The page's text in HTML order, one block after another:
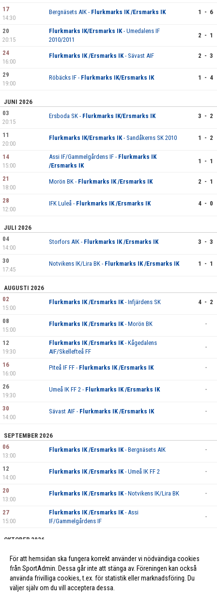
17
14:30
Bergnäsets AIK - Flurkmarks IK /Ersmarks IK 1 - 6
20
20:15
Flurkmarks IK/Ersmarks IK- Umedalens IF
2010/2011
2 - 1
24
16:00
Flurkmarks IK /Ersmarks IK- Sävast AIF 2 - 3
29
19:00
Röbäcks IF - Flurkmarks IK/Ersmarks IK 1 - 4
JUNI 2026
03
20:15
Ersboda SK - Flurkmarks IK/Ersmarks IK 3 - 2
11
20:00
Flurkmarks IK/Ersmarks IK- Sandåkerns SK 2010 1 - 2
14
15:00
Assi IF/Gammelgårdens IF - Flurkmarks IK
/Ersmarks IK
1 - 1
21
18:00
Morön BK - Flurkmarks IK /Ersmarks IK 2 - 1
28
12:00
IFK Luleå - Flurkmarks IK /Ersmarks IK 4 - 0
JULI 2026
04
14:00
Storfors AIK - Flurkmarks IK /Ersmarks IK 3 - 3
30
17:45
Notvikens IK/Lira BK - Flurkmarks IK /Ersmarks IK 1 - 1
AUGUSTI 2026
02
15:00
Flurkmarks IK /Ersmarks IK- Infjärdens SK 4 - 2
08
15:00
Flurkmarks IK /Ersmarks IK- Morön BK -
12
19:30
Flurkmarks IK /Ersmarks IK- Kågedalens
AIF/Skellefteå FF
-
16
16:00
Piteå IF FF - Flurkmarks IK /Ersmarks IK -
26
19:30
Umeå IK FF 2 - Flurkmarks IK /Ersmarks IK -
30
14:00
Sävast AIF - Flurkmarks IK /Ersmarks IK -
SEPTEMBER 2026
06
13:00
Flurkmarks IK /Ersmarks IK- Bergnäsets AIK -
12
14:00
Flurkmarks IK /Ersmarks IK- Umeå IK FF 2 -
20
13:00
Flurkmarks IK /Ersmarks IK- Notvikens IK/Lira BK -
27
15:00
Flurkmarks IK /Ersmarks IK- Assi
IF/Gammelgårdens IF
-
OKTOBER 2026
15:00För att hemsidan ska fungera korrekt använder vi nödvändiga cookies
från SportAdmin. Dessa går inte att stänga av. Föreningen kan också
använda frivilliga cookies, t.ex. för statistik eller marknadsföring. Du
väljer själv om du vill acceptera dessa.